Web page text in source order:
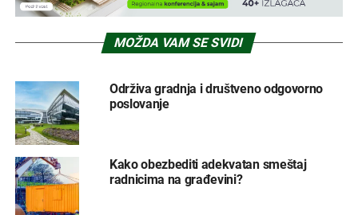
MOŽDA VAM SE SVIDI
Održiva gradnja i društveno odgovorno
poslovanje
Kako obezbediti adekvatan smeštaj
radnicima na građevini?